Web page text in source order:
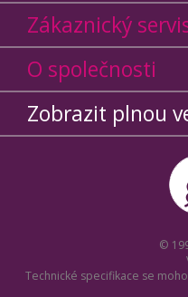
Zákaznický
O společnosti
Zobrazit plnou
©
Technické specifikace se